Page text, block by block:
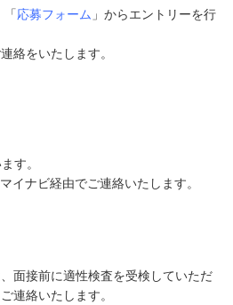
「応募フォーム 」からエントリーを行
絡をいたします。
す。
イナビ経由でご連絡いたします。
面接前に適性検査を受検していただ
連絡いたします。